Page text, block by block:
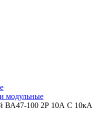
модульные
ВА47-100 2Р 10А C 10кА